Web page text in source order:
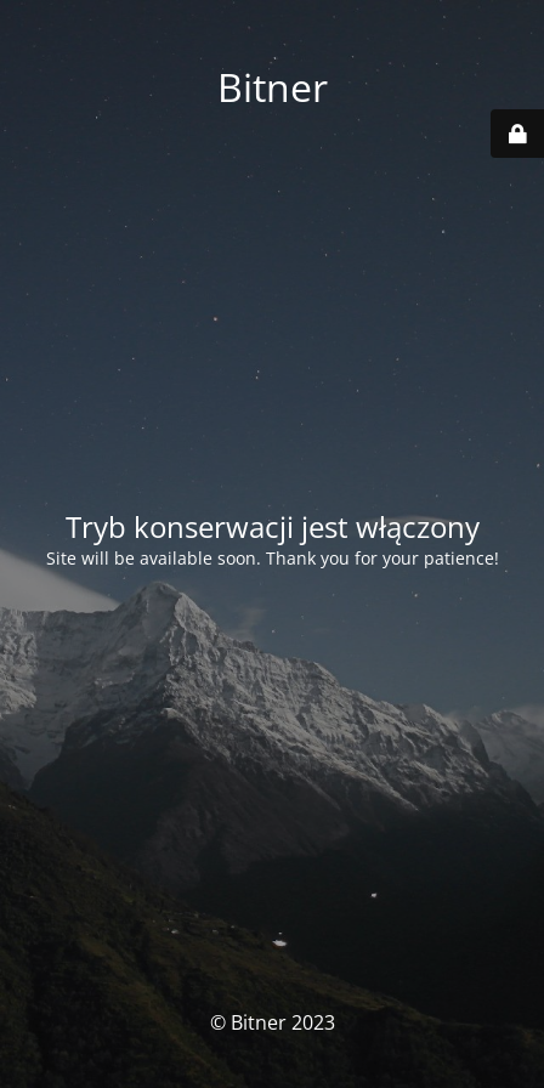
Bitner
Tryb konserwacji jest włączony
Site will be available soon. Thank you for your patience!
© Bitner 2023